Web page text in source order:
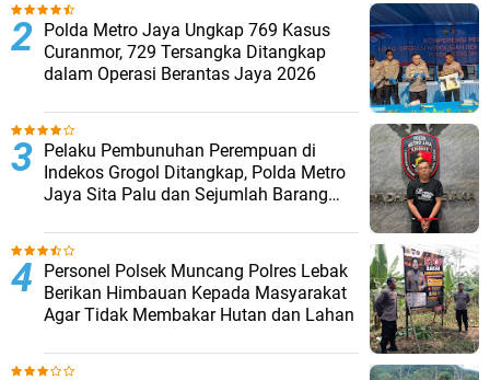
Polda Metro Jaya Ungkap 769 Kasus
Curanmor, 729 Tersangka Ditangkap
dalam Operasi Berantas Jaya 2026‎
Pelaku Pembunuhan Perempuan di
Indekos Grogol Ditangkap, Polda Metro
Jaya Sita Palu dan Sejumlah Barang
Personel Polsek Muncang Polres Lebak
Berikan Himbauan Kepada Masyarakat
Agar Tidak Membakar Hutan dan Lahan